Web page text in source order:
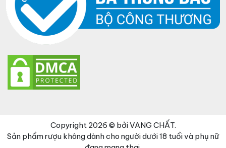
Copyright 2026 © bởi VANG CHẤT.
Sản phẩm rượu không dành cho người dưới 18 tuổi và phụ nữ